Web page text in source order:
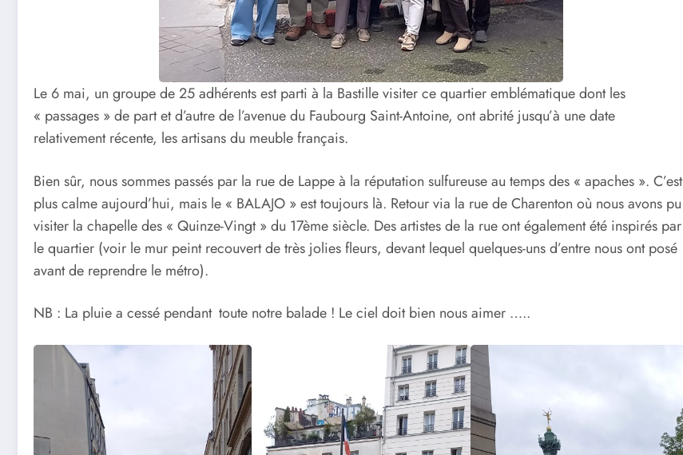
Le 6 mai, un groupe de 25 adhérents est parti à la Bastille visiter ce quartier emblématique dont les
« passages » de part et d’autre de l’avenue du Faubourg Saint-Antoine, ont abrité jusqu’à une date
relativement récente, les artisans du meuble français.
Bien sûr, nous sommes passés par la rue de Lappe à la réputation sulfureuse au temps des « apaches ». C’est
plus calme aujourd’hui, mais le « BALAJO » est toujours là. Retour via la rue de Charenton où nous avons pu
visiter la chapelle des « Quinze-Vingt » du 17ème siècle. Des artistes de la rue ont également été inspirés par
le quartier (voir le mur peint recouvert de très jolies fleurs, devant lequel quelques-uns d’entre nous ont posé
avant de reprendre le métro).
NB : La pluie a cessé pendant toute notre balade ! Le ciel doit bien nous aimer …..